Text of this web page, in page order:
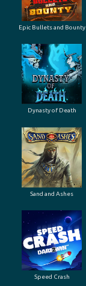
Epic Bullets and Bounty
Dynasty of Death
Sand and Ashes
Speed Crash